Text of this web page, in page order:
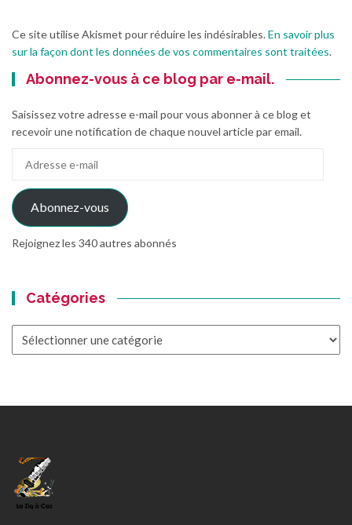
Ce site utilise Akismet pour réduire les indésirables.En savoir plus
sur la façon dont les données de vos commentaires sont traitées.
Abonnez-vous à ce blog par e-mail.
Saisissez votre adresse e-mail pour vous abonner à ce blog et
recevoir une notification de chaque nouvel article par email.
mail
Abonnez-vous
Rejoignez les 340 autres abonnés
Catégories